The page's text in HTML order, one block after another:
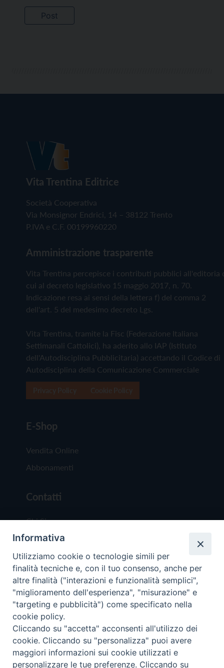
Vita Trentina Editrice
Società Cooperativa
Via Monsignor Endrici, 14 – 38122 Trento
P.IVA e C.F. 00199960220
Amministrazione trasparente
Vita Trentina percepisce i contributi pubblici all'editoria
cui al decreto legislativo 15 maggio 2017, n. 70.
Indicazione resa ai sensi della lettera f) del comma 2
dell'art. 5 del medesimo decreto Lgs.
Vita Trentina, tramite la Fisc (Federazione Italiana
Settimanali Cattolici), ha aderito allo IAP (Istituto
dell'Autodisciplina Pubblicitaria) accettando il Codice di
Autodisciplina della Comunicazione Commerciale
E-Shop
Vendita Online
Abbonamenti
Contatti
Chi Siamo
Redazione
Scrivici
Copyright © 2019 - Tutti i diritti riservati - Vita
Trentina Editrice
Privacy Policy
Informativa
Utilizziamo cookie o tecnologie simili per
finalità tecniche e, con il tuo consenso, anche per
altre finalità ("interazioni e funzionalità semplici",
"miglioramento dell'esperienza", "misurazione" e
"targeting e pubblicità") come specificato nella
cookie policy.
Cliccando su "accetta" acconsenti all'utilizzo dei
cookie. Cliccando su "personalizza" puoi avere
maggiori informazioni sui cookie utilizzati e
personalizzare le tue preferenze. Cliccando su